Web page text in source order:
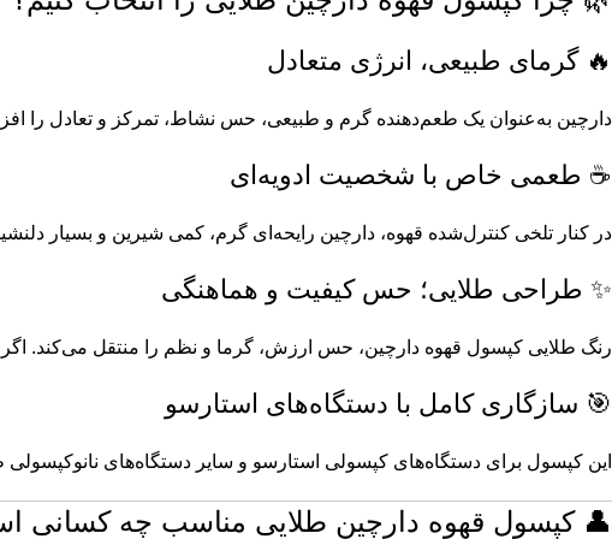
🔥 گرمای طبیعی، انرژی متعادل
دارچین به‌عنوان یک طعم‌دهنده گرم و طبیعی، حس نشاط، تمرکز و تعادل را
☕ طعمی خاص با شخصیت ادویه‌ای
در کنار تلخی کنترل‌شده قهوه، دارچین رایحه‌ای گرم، کمی شیرین و بسیار
✨ طراحی طلایی؛ حس کیفیت و هماهنگی
رنگ طلایی کپسول قهوه دارچین، حس ارزش، گرما و نظم را منتقل می‌کند. اگر
🎯 سازگاری کامل با دستگاه‌های استارسو
این کپسول برای دستگاه‌های کپسولی استارسو و سایر دستگاه‌های
👤 کپسول قهوه دارچین طلایی مناسب چه کسانی